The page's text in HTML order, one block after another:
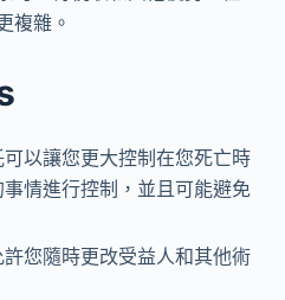
複雜。
以讓您更大控制在您死亡時
情進行控制，並且可能避免
您隨時更改受益人和其他術